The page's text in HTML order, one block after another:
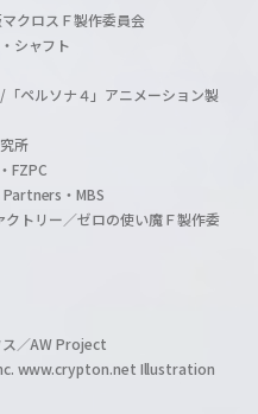
クロスＦ製作委員会
シャフト
ペルソナ４」アニメーション製
所
FZPC
・MBS
トリー／ゼロの使い魔Ｆ製作委
／AW Project
www.crypton.net Illustration